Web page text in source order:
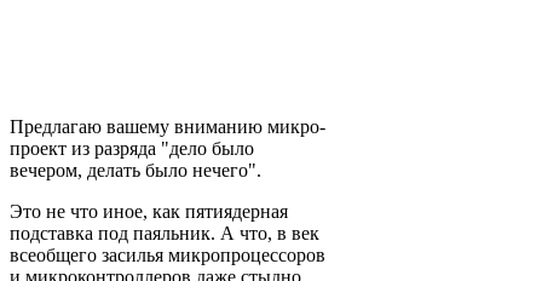
Предлагаю вашему вниманию микро-
проект из разряда "дело было
вечером, делать было нечего".
Это не что иное, как пятиядерная
подставка под паяльник. А что, в век
всеобщего засилья микропроцессоров
и микроконтроллеров даже стыдно